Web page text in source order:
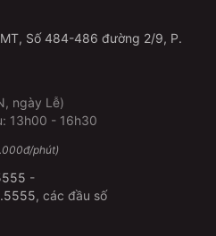
Số 484-486 đường 2/9, P.
ngày Lễ)
13h00 - 16h30
phút)
-
, các đầu số